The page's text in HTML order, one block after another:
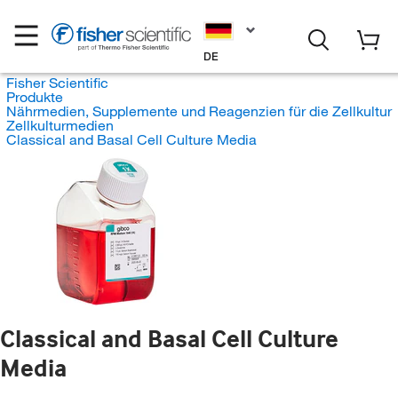
DE
Fisher Scientific
Produkte
Nährmedien, Supplemente und Reagenzien für die Zellkultur
Zellkulturmedien
Classical and Basal Cell Culture Media
Classical and Basal Cell Culture
Media